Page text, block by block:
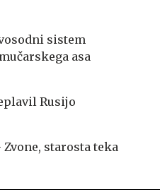
sistem
asa
Rusijo
starosta teka